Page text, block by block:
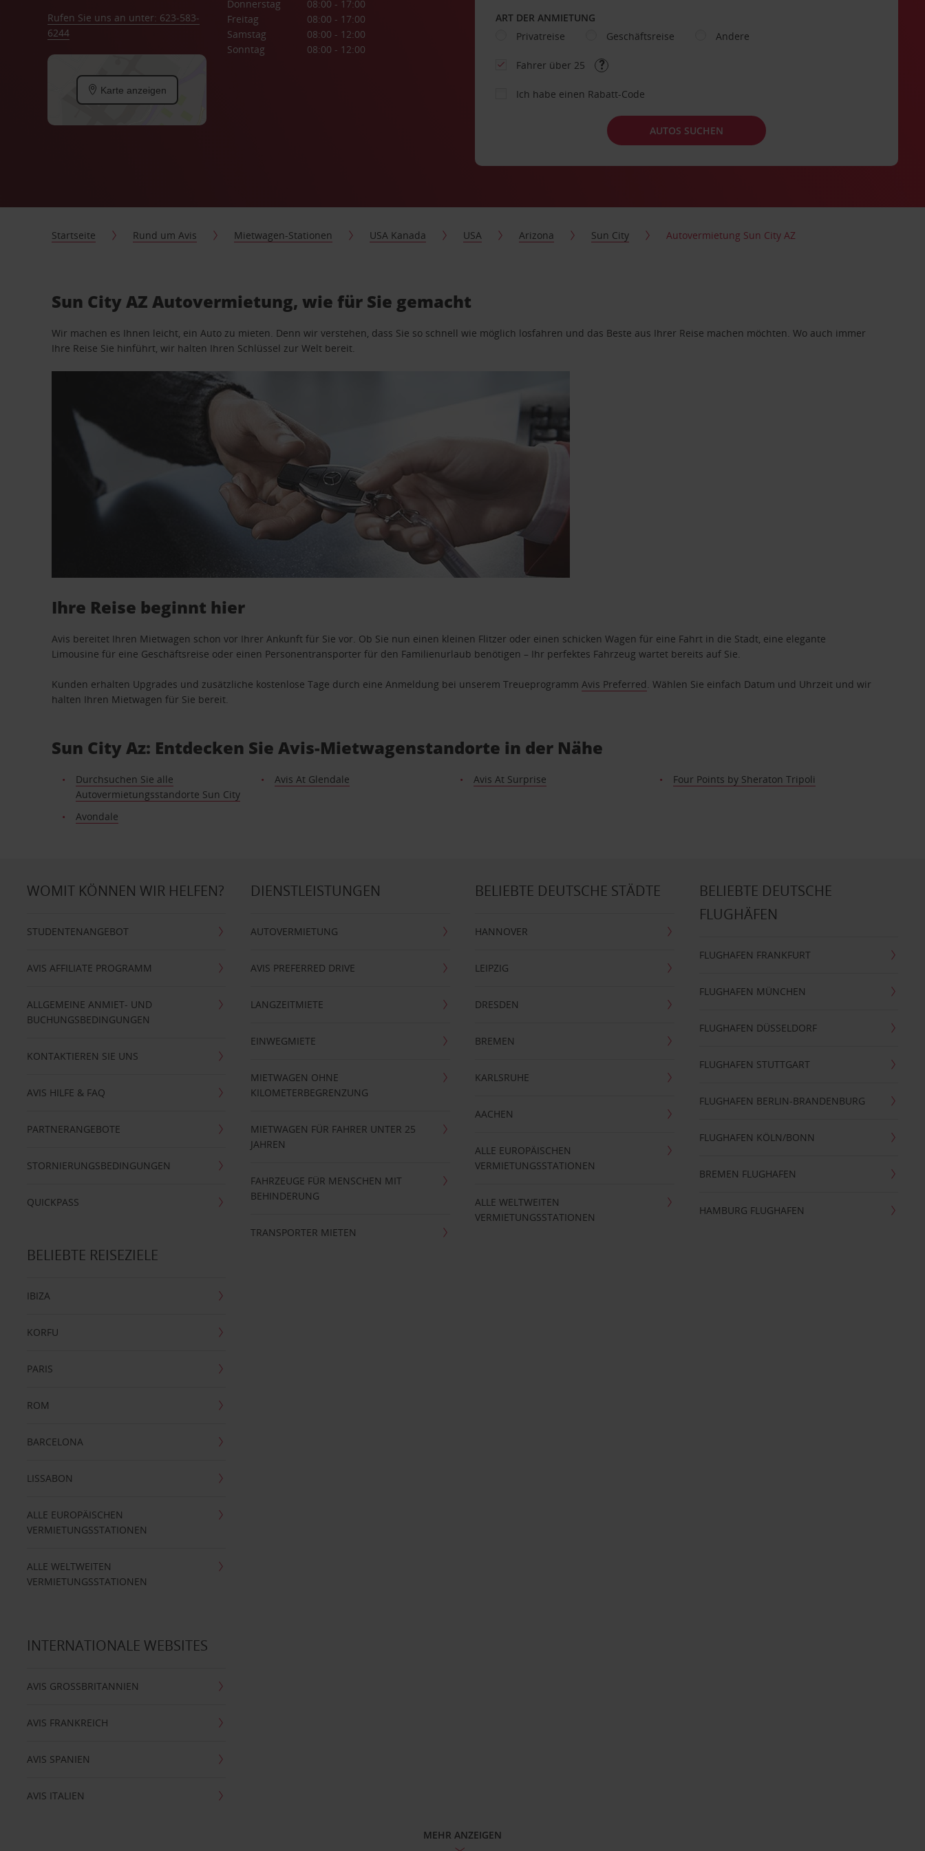
Rufen Sie uns an unter: 623-583-
6244
Karte anzeigen
Donnerstag
08:00 - 17:00
Freitag
08:00 - 17:00
Samstag
08:00 - 12:00
Sonntag
08:00 - 12:00
ART DER ANMIETUNG
Privatreise
Geschäftsreise Andere
Fahrer über 25
Ich habe einen Rabatt-Code
AUTOS SUCHEN
Startseite Rund um Avis Mietwagen-Stationen USA Kanada USA Arizona Sun City Autovermietung Sun City AZ
Sun City AZ Autovermietung, wie für Sie gemacht
Wir machen es Ihnen leicht, ein Auto zu mieten. Denn wir verstehen, dass Sie so schnell wie möglich losfahren und das Beste aus Ihrer Reise machen möchten. Wo auch immer
Ihre Reise Sie hinführt, wir halten Ihren Schlüssel zur Welt bereit.
Ihre Reise beginnt hier
Avis bereitet Ihren Mietwagen schon vor Ihrer Ankunft für Sie vor. Ob Sie nun einen kleinen Flitzer oder einen schicken Wagen für eine Fahrt in die Stadt, eine elegante
Limousine für eine Geschäftsreise oder einen Personentransporter für den Familienurlaub benötigen – Ihr perfektes Fahrzeug wartet bereits auf Sie.
Kunden erhalten Upgrades und zusätzliche kostenlose Tage durch eine Anmeldung bei unserem TreueprogrammAvis Preferred. Wählen Sie einfach Datum und Uhrzeit und wir
halten Ihren Mietwagen für Sie bereit.
Sun City Az: Entdecken Sie Avis-Mietwagenstandorte in der Nähe
Durchsuchen Sie alle
Autovermietungsstandorte Sun City
Avis At Glendale Avis At Surprise Four Points by Sheraton Tripoli
Avondale
WOMIT KÖNNEN WIR HELFEN?
STUDENTENANGEBOT
AVIS AFFILIATE PROGRAMM
ALLGEMEINE ANMIET- UND
BUCHUNGSBEDINGUNGEN
KONTAKTIEREN SIE UNS
AVIS HILFE & FAQ
PARTNERANGEBOTE
STORNIERUNGSBEDINGUNGEN
QUICKPASS
DIENSTLEISTUNGEN
AUTOVERMIETUNG
AVIS PREFERRED DRIVE
LANGZEITMIETE
EINWEGMIETE
MIETWAGEN OHNE
KILOMETERBEGRENZUNG
MIETWAGEN FÜR FAHRER UNTER 25
JAHREN
FAHRZEUGE FÜR MENSCHEN MIT
BEHINDERUNG
TRANSPORTER MIETEN
BELIEBTE DEUTSCHE STÄDTE
HANNOVER
LEIPZIG
DRESDEN
BREMEN
KARLSRUHE
AACHEN
ALLE EUROPÄISCHEN
VERMIETUNGSSTATIONEN
ALLE WELTWEITEN
VERMIETUNGSSTATIONEN
BELIEBTE DEUTSCHE
FLUGHÄFEN
FLUGHAFEN FRANKFURT
FLUGHAFEN MÜNCHEN
FLUGHAFEN DÜSSELDORF
FLUGHAFEN STUTTGART
FLUGHAFEN BERLIN-BRANDENBURG
FLUGHAFEN KÖLN/BONN
BREMEN FLUGHAFEN
HAMBURG FLUGHAFEN
BELIEBTE REISEZIELE
IBIZA
KORFU
PARIS
ROM
BARCELONA
LISSABON
ALLE EUROPÄISCHEN
VERMIETUNGSSTATIONEN
ALLE WELTWEITEN
VERMIETUNGSSTATIONEN
INTERNATIONALE WEBSITES
AVIS GROSSBRITANNIEN
AVIS FRANKREICH
AVIS SPANIEN
AVIS ITALIEN
MEHR ANZEIGEN